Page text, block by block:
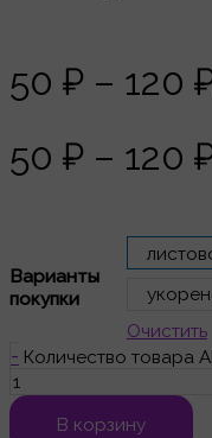
50 ₽ – 120
50 ₽ – 120
Варианты
покупки
Очистить
- Количество товара
В корзину